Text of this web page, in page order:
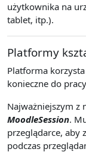
użytkownika na
tablet, itp.).
Platformy
Platforma
konieczne do
Najważniejszym z
MoodleSession.
przeglądarce, aby
podczas